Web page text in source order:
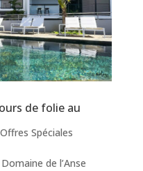
de folie au
Offres Spéciales
de l’Anse